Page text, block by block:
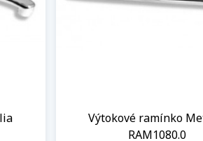
Výtokové ramínko
RAM1080.0